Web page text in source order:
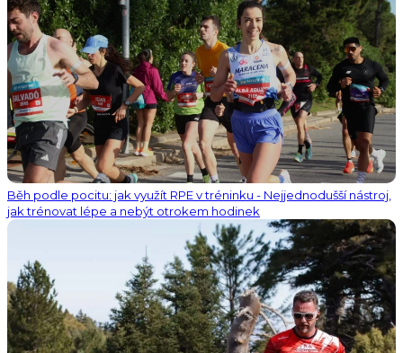
Běh podle pocitu: jak využít RPE v tréninku - Nejjednodušší nástroj,
jak trénovat lépe a nebýt otrokem hodinek